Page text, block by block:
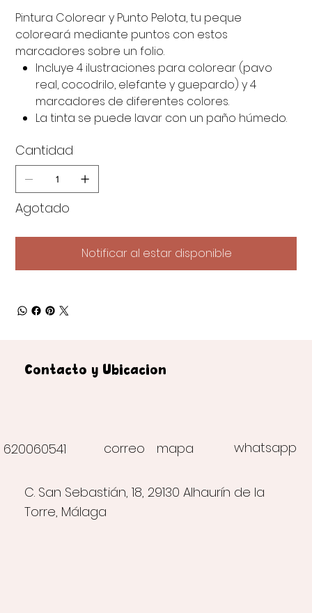
Pintura Colorear y Punto Pelota, tu peque
coloreará mediante puntos con estos
marcadores sobre un folio.
Incluye 4 ilustraciones para colorear (pavo
real, cocodrilo, elefante y guepardo) y 4
marcadores de diferentes colores.
La tinta se puede lavar con un paño húmedo.
Cantidad
Agotado
Notificar al estar disponible
correo
Contacto y Ubicación
620060541 whatsapp
C. San Sebastián, 18, 29130 Alhaurín de la
Torre, Málaga
mapa